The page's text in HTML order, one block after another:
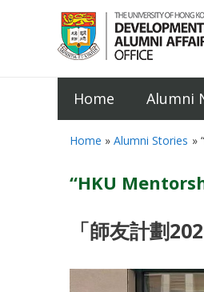
Home Alumni
Home Alumni Stories
“HKU
「師友計劃